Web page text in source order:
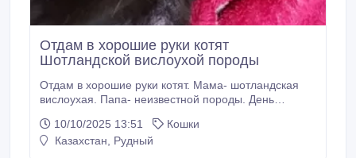
Отдам в хорошие руки котят
Шотландской вислоухой породы
Отдам в хорошие руки котят. Мама- шотландская
вислоухая. Папа- неизвестной породы. День
10/10/2025 13:51
Кошки
Казахстан, Рудный